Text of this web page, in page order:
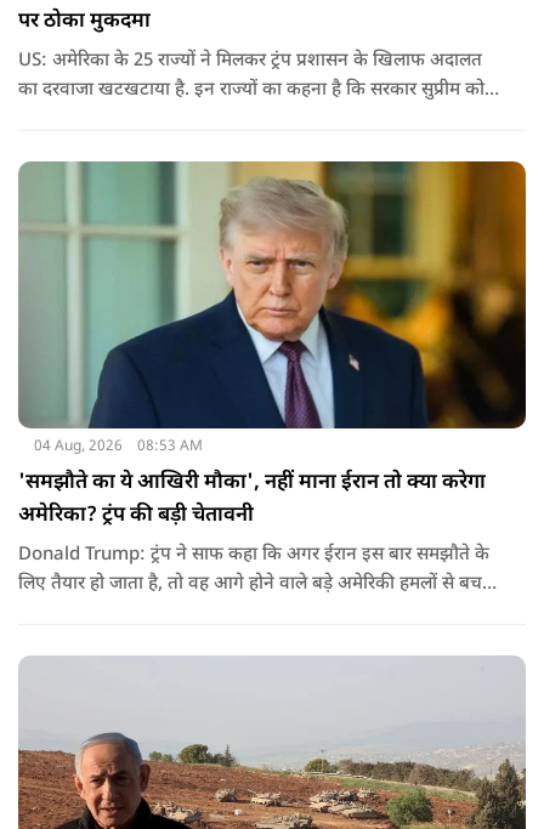
पर ठोका मुकदमा
US: अमेरिका के 25 राज्यों ने मिलकर ट्रंप प्रशासन के खिलाफ अदालत
का दरवाजा खटखटाया है. इन राज्यों का कहना है कि सरकार सुप्रीम कोर्ट
04 Aug, 2026 08:53 AM
'समझौते का ये आखिरी मौका', नहीं माना ईरान तो क्या करेगा
अमेरिका? ट्रंप की बड़ी चेतावनी
Donald Trump: ट्रंप ने साफ कहा कि अगर ईरान इस बार समझौते के
लिए तैयार हो जाता है, तो वह आगे होने वाले बड़े अमेरिकी हमलों से बच